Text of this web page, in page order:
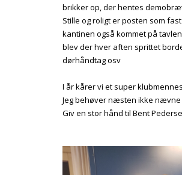
brikker op, der hentes
Stille og roligt er posten som
kantinen også kommet på
blev der hver aften sprittet
dørhåndtag osv
I år kårer vi et super
Jeg behøver næsten ikke nævne
Giv en stor hånd til Bent